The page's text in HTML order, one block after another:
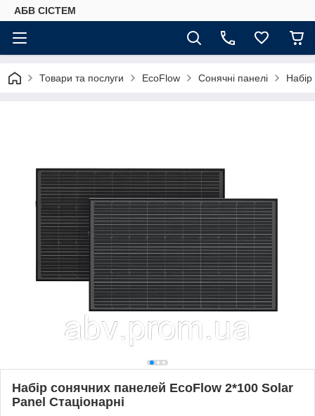
АБВ СІСТЕМ
Товари та послуги EcoFlow Сонячні панелі
Набір сонячних панелей EcoFlow 2*100 Solar
Panel Стаціонарні